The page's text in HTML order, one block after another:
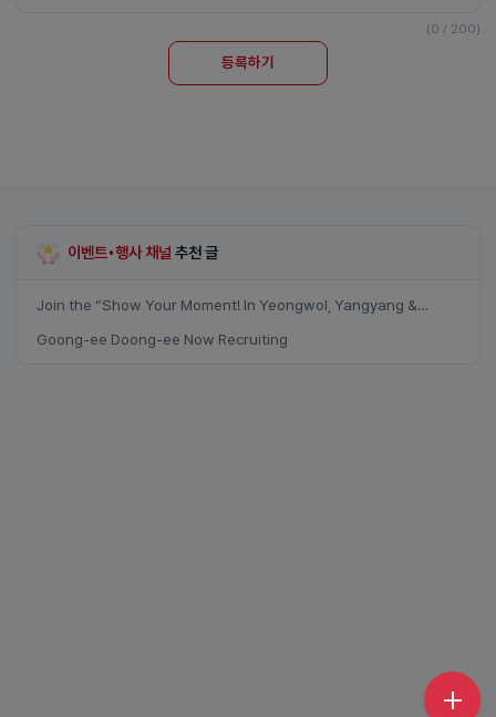
(0 / 200)
등록하기
이벤트•행사 채널 추천 글
Join the “Show Your Moment! In Yeongwol, Yangyang &
Goong-ee Doong-ee Now Recruiting